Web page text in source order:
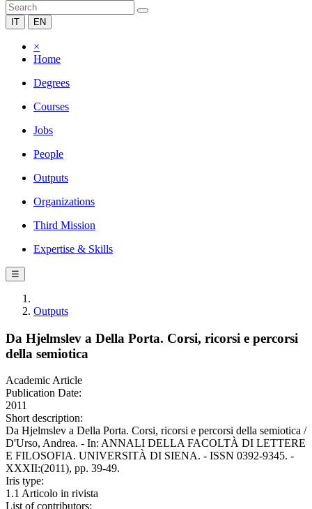
IT EN
×
Home
Degrees
Courses
Jobs
People
Outputs
Organizations
Third Mission
Expertise & Skills
☰
Outputs
Da Hjelmslev a Della Porta. Corsi, ricorsi e percorsi
della semiotica
Academic Article
Publication Date:
2011
Short description:
Da Hjelmslev a Della Porta. Corsi, ricorsi e percorsi della semiotica /
D'Urso, Andrea. - In: ANNALI DELLA FACOLTÀ DI LETTERE
E FILOSOFIA. UNIVERSITÀ DI SIENA. - ISSN 0392-9345. -
XXXII:(2011), pp. 39-49.
Iris type:
1.1 Articolo in rivista
List of contributors: